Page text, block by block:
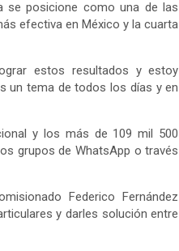
se posicione como una de las
efectiva en México y la cuarta
estos resultados y estoy
un tema de todos los días y en
y los más de 109 mil 500
grupos de WhatsApp o través
Federico Fernández
y darles solución entre